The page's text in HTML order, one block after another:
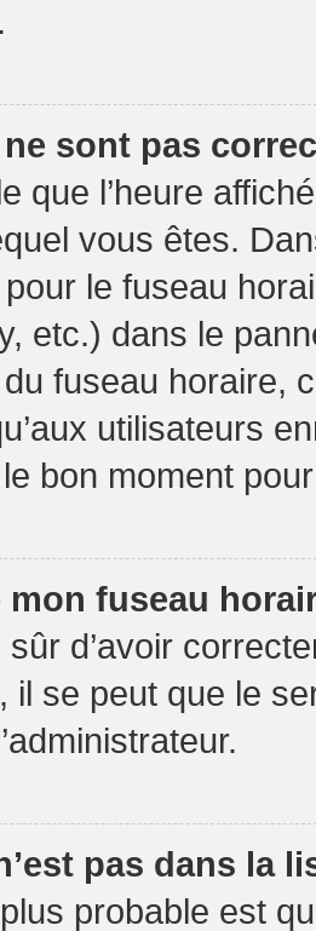
sont pas
que l’heure
vous êtes.
le fuseau
etc.) dans le
fuseau horaire,
utilisateurs
bon moment
mon fuseau
d’avoir
il se peut que le
pas dans la
probable est